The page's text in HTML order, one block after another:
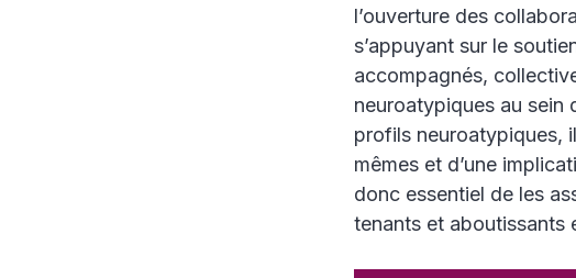
l’ouverture des
s’appuyant sur le
accompagnés,
neuroatypiques au sein
profils neuroatypiques,
mêmes et d’une
donc essentiel de les
tenants et aboutissants